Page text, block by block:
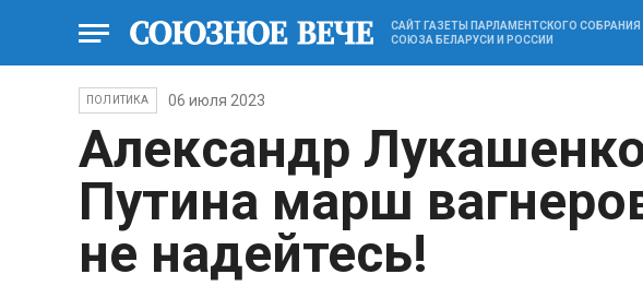
САЙТ ГАЗЕТЫ ПАРЛАМЕНТСКОГО СОБРАНИЯ
СОЮЗА БЕЛАРУСИ И РОССИИ
ПОЛИТИКА 06 июля 2023
Александр
Путина марш
не надейтесь!